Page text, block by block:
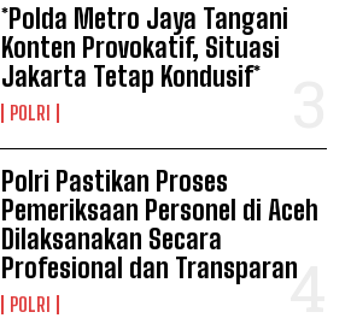
*Polda Metro Jaya Tangani
Konten Provokatif, Situasi
Jakarta Tetap Kondusif*
POLRI
Polri Pastikan Proses
Pemeriksaan Personel di Aceh
Dilaksanakan Secara
Profesional dan Transparan
POLRI